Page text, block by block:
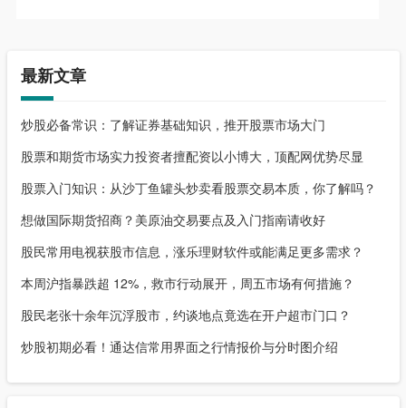
最新文章
炒股必备常识：了解证券基础知识，推开股票市场大门
股票和期货市场实力投资者擅配资以小博大，顶配网优势尽显
股票入门知识：从沙丁鱼罐头炒卖看股票交易本质，你了解吗？
想做国际期货招商？美原油交易要点及入门指南请收好
股民常用电视获股市信息，涨乐理财软件或能满足更多需求？
本周沪指暴跌超 12%，救市行动展开，周五市场有何措施？
股民老张十余年沉浮股市，约谈地点竟选在开户超市门口？
炒股初期必看！通达信常用界面之行情报价与分时图介绍